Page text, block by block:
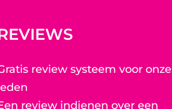
review systeem voor onze
review indienen over een